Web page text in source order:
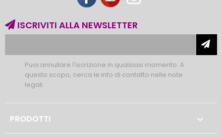
ISCRIVITI ALLA NEWSLETTER
Puoi annullare l'iscrizione in qualsiasi momento. A
questo scopo, cerca le info di contatto nelle note
legali.
PRODOTTI 